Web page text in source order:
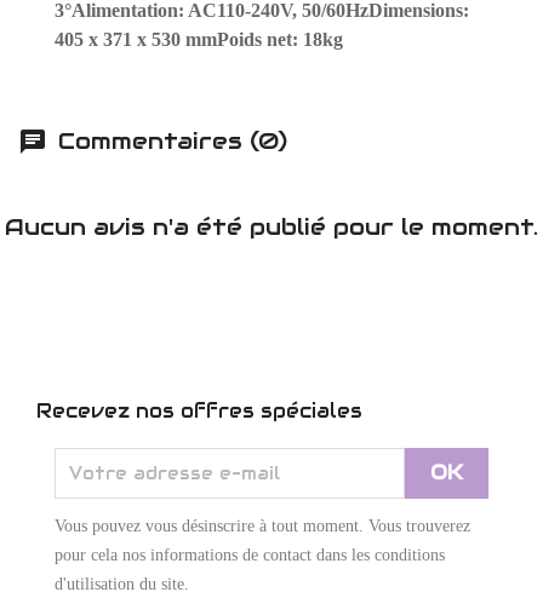
3°Alimentation: AC110-240V, 50/60HzDimensions:
405 x 371 x 530 mmPoids net: 18kg
Commentaires (0)
Aucun avis n'a été publié pour le moment.
Recevez nos offres spéciales
Vous pouvez vous désinscrire à tout moment. Vous trouverez
pour cela nos informations de contact dans les conditions
d'utilisation du site.